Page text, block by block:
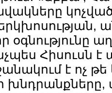
օգնությունը
Հիսուսն է
է ոչ
խնդրանքները,